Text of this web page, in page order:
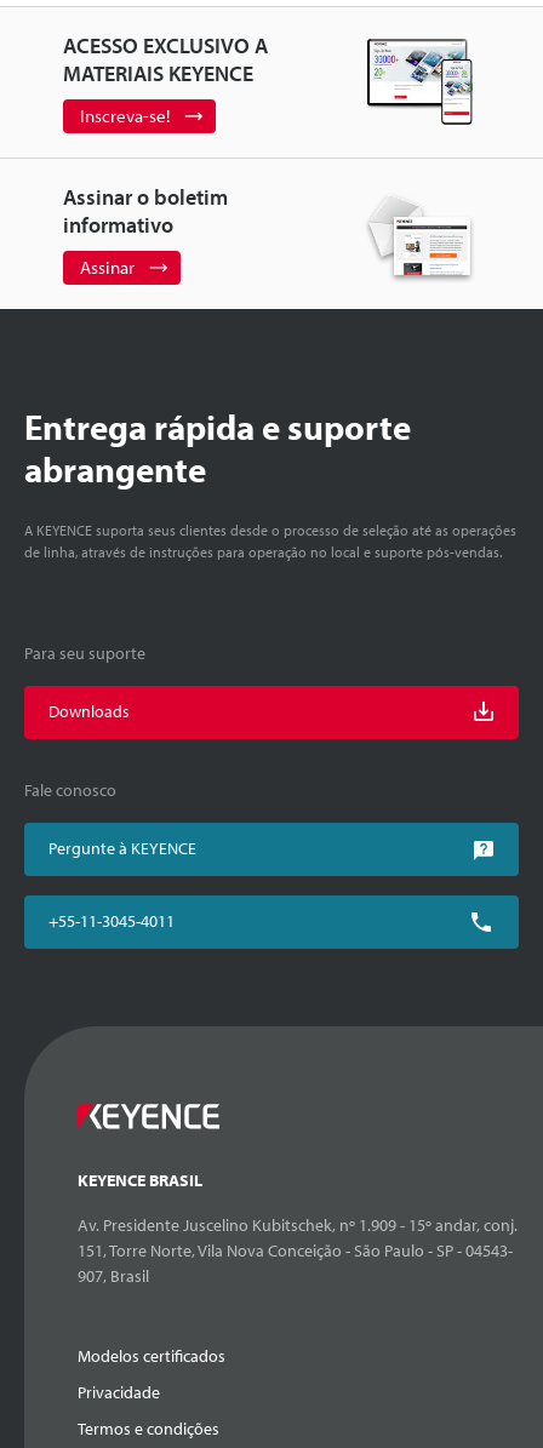
ACESSO EXCLUSIVO A
MATERIAIS KEYENCE
Inscreva-se!
Assinar o boletim
informativo
Assinar
Entrega rápida e suporte
abrangente
A KEYENCE suporta seus clientes desde o processo de seleção até as operações
de linha, através de instruções para operação no local e suporte pós-vendas.
Para seu suporte
Downloads
Fale conosco
Pergunte à KEYENCE
+55-11-3045-4011
KEYENCE BRASIL
Av. Presidente Juscelino Kubitschek, nº 1.909 - 15º andar, conj.
151, Torre Norte, Vila Nova Conceição - São Paulo - SP - 04543-
907, Brasil
Modelos certificados
Privacidade
Termos e condições